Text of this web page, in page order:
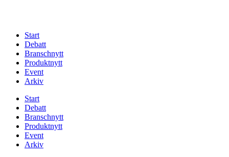
Start
Debatt
Branschnytt
Produktnytt
Event
Arkiv
Start
Debatt
Branschnytt
Produktnytt
Event
Arkiv